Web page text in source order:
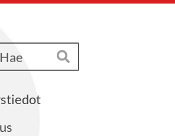
Hae